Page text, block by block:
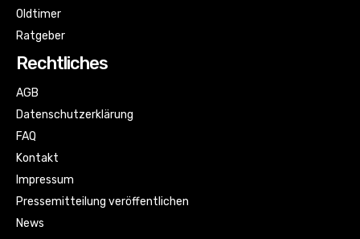
Oldtimer
Ratgeber
Rechtliches
AGB
Datenschutzerklärung
FAQ
Kontakt
Impressum
Pressemitteilung veröffentlichen
News